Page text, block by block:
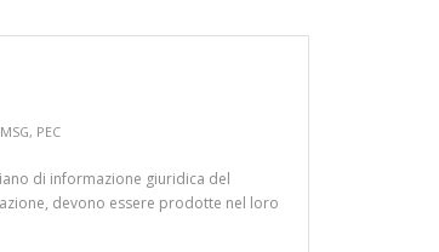
MSG, PEC
di informazione giuridica del
devono essere prodotte nel loro